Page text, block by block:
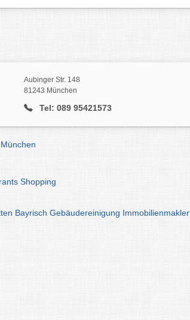
Aubinger Str. 148
81243 München
Tel: 089 95421573
Shopping
Bayrisch Gebäudereinigung Immobilienmakler